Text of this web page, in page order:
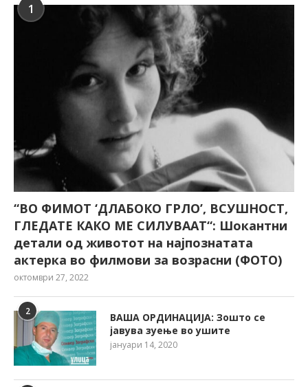
1
“ВО ФИМОТ ‘ДЛАБОКО ГРЛО’, ВСУШНОСТ,
ГЛЕДАТЕ КАКО МЕ СИЛУВААТ“: Шокантни
детали од животот на најпознатата
актерка во филмови за возрасни (ФОТО)
октомври 27, 2022
2
ВАША ОРДИНАЦИЈА: Зошто се
јавува зуење во ушите
јануари 14, 2020